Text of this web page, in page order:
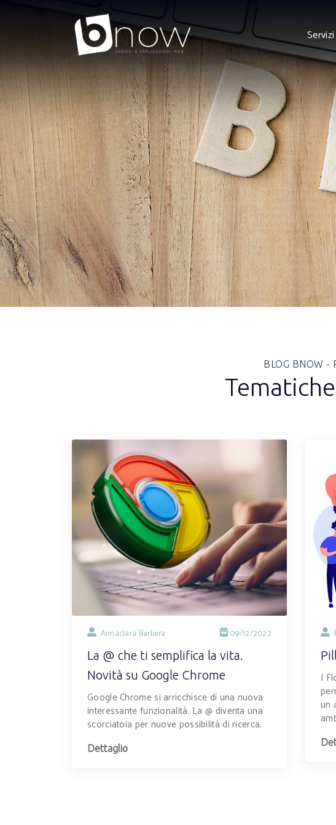
Servizi
BLOG BNOW -
Annaclara Barbera 09/12/2022
La @ che ti semplifica la vita.
Novità su Google Chrome
Google Chrome si arricchisce di una nuova
interessante funzionalità. La @ diventa una
scorciatoia per nuove possibilità di ricerca.
Dettaglio
I
un